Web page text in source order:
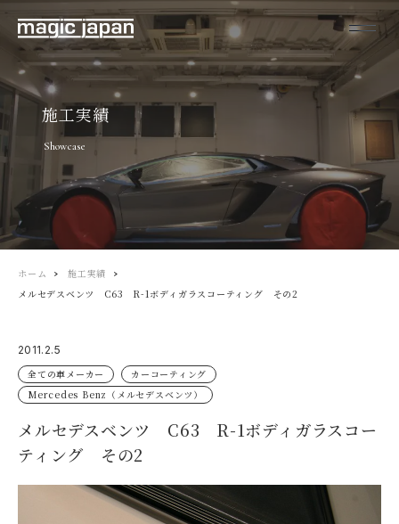
施工実績
Showcase
ホーム
施工実績
メルセデスベンツ C63 R-1ボディガラスコーティング その2
2011.2.5
全ての車メーカー
カーコーティング
Mercedes Benz（メルセデスベンツ）
メルセデスベンツ C63 R-1ボディガラスコー
ティング その2